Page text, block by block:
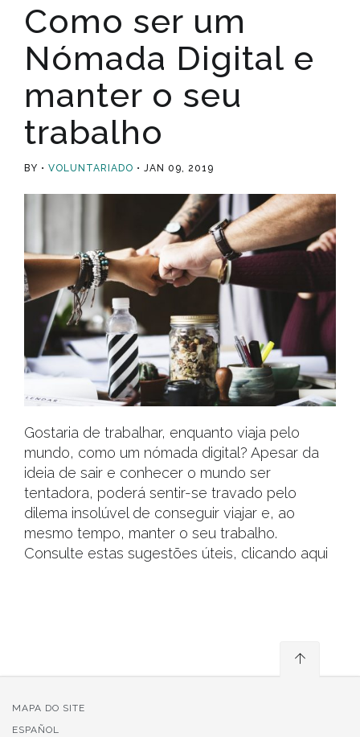
Como ser um
Nómada Digital e
manter o seu
trabalho
BY VOLUNTARIADO JAN 09, 2019
Gostaria de trabalhar, enquanto viaja pelo
mundo, como um nómada digital? Apesar da
ideia de sair e conhecer o mundo ser
tentadora, poderá sentir-se travado pelo
dilema insolúvel de conseguir viajar e, ao
mesmo tempo, manter o seu trabalho.
Consulte estas sugestões úteis, clicando aqui
MAPA DO SITE
ESPAÑOL